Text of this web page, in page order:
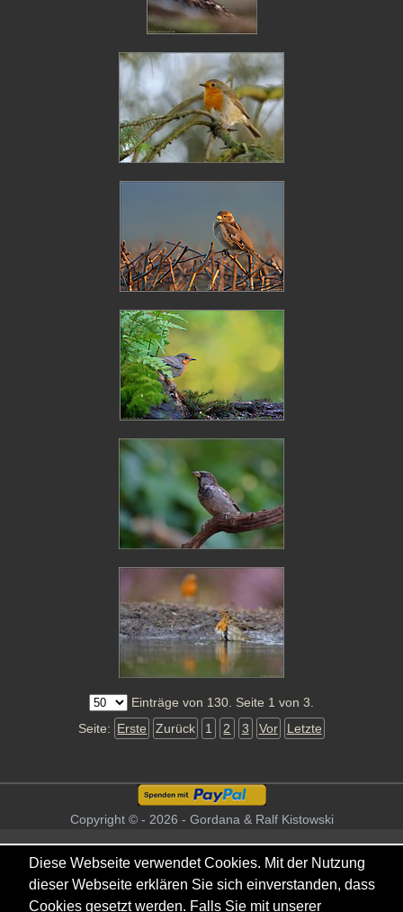
Einträge von 130. Seite 1 von 3.
Seite: Erste Zurück 1 2 3 Vor Letzte
Copyright © - 2026 - Gordana & Ralf Kistowski
Diese Webseite verwendet Cookies. Mit der Nutzung
dieser Webseite erklären Sie sich einverstanden, dass
Cookies gesetzt werden. Falls Sie mit unserer